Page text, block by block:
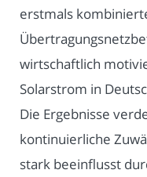
erstmals
wirtschaftlich
Solarstrom in
Die Ergebnisse
kontinuierliche
stark beeinflusst